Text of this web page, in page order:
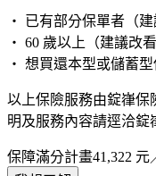
・ 已有部分保單者（
・ 60 歲以上（建議改
・ 想買還本型或儲蓄
以上保險服務由錠嵂保
明及服務內容請逕洽錠
保障滿分計畫41,322 元